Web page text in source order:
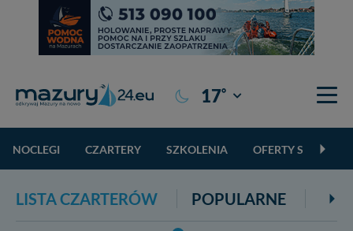
17° Giżycko
NOCLEGI CZARTERY SZKOLENIA OFERTY
LISTA CZARTERÓW POPULARNE Z